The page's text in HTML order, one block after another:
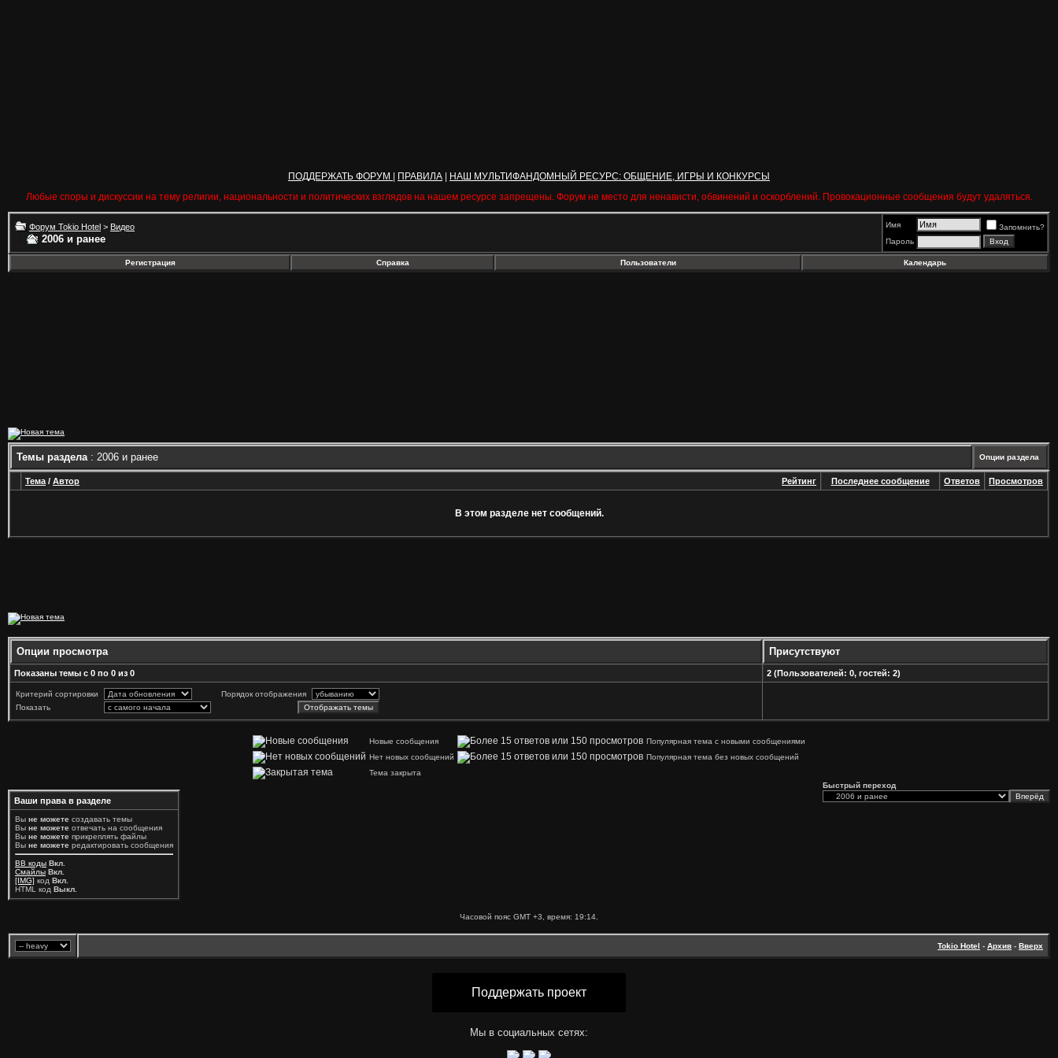
ПОДДЕРЖАТЬ ФОРУМ ПРАВИЛА
НАШ МУЛЬТИФАНДОМНЫЙ РЕСУРС: ОБЩЕНИЕ, ИГРЫ И КОНКУРСЫ
Любые споры и дискуссии на тему религии, национальности и политических взглядов на нашем ресурсе запрещены. Форум не место для ненависти, обвинений и оскорблений. Провокационные сообщения будут удаляться.
Форум Tokio Hotel > Видео
2006 и ранее
Имя
Запомнить?
Пароль
Регистрация Справка Пользователи Календарь
Темы раздела: 2006 и ранее Опции раздела
Рейтинг
Тема / Автор Последнее сообщение Ответов Просмотров
В этом разделе нет сообщений.
Опции просмотра Присутствуют
Показаны темы с 0 по 0 из 0 2 (Пользователей: 0, гостей: 2)
Критерий сортировки
Порядок отображения
Показать
Новые сообщения
Популярная тема с новыми сообщениями
Нет новых сообщений
Популярная тема без новых сообщений
Тема закрыта
Ваши права в разделе
Вы не можете создавать темы
Вы не можете отвечать на сообщения
Вы не можете прикреплять файлы
Вы не можете редактировать сообщения
BB коды Вкл.
Смайлы Вкл.
[IMG] код Вкл.
HTML код Выкл.
Быстрый переход
Часовой пояс GMT +3, время: 19:14
Tokio Hotel - Архив - Вверх
Поддержать проект
Мы в социальных сетях: